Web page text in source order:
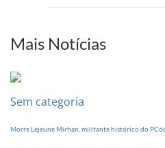
Mais Notícias
Sem categoria
Morre Lejeune Mirhan, militante histórico do